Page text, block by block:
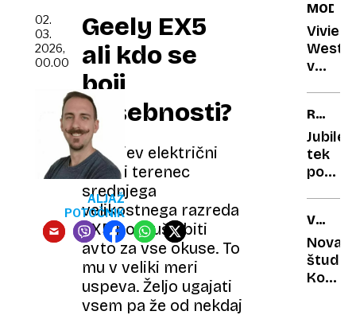
Geely EX5
ali kdo se
boji
posebnosti?
Geelyjev električni
cestni terenec
srednjega
velikostnega razreda
EX5 poskuša biti
avto za vse okuse. To
mu v veliki meri
uspeva. Željo ugajati
vsem pa že od nekdaj
02.
03.
2026,
00.00
ALJAŽ
POTOČNIK
MODA
v
/
tek
po
noto
VEČNE
Nova
Ko